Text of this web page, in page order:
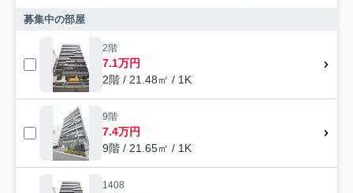
募集中の部屋
2階
7.1万円
2階 / 21.48㎡ / 1K
9階
7.4万円
9階 / 21.65㎡ / 1K
1408